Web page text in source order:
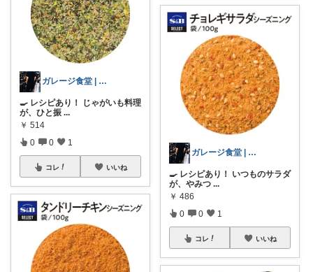
ガレージ食堂 | 開業準備中
🍳 レシピあり！ じゃがいも料理
が、ひと振 ...
￥ 514
0 0 1
コレ いいね
ガレージ食堂 | 開業準備中
🍳 レシピあり！ いつものサラダ
が、やみつ ...
￥ 486
0 0 1
コレ いいね